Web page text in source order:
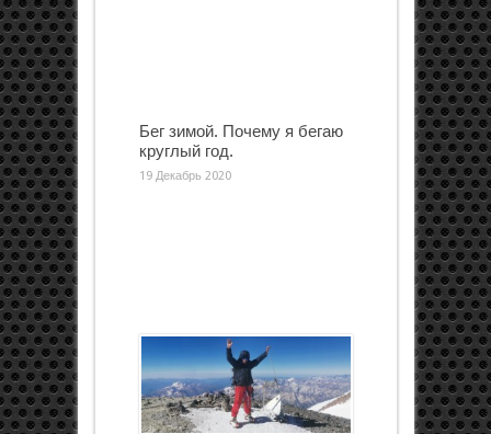
Бег зимой. Почему я бегаю
круглый год.
19 Декабрь 2020